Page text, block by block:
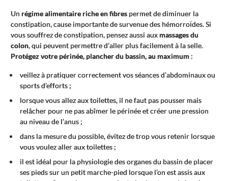
Un régime alimentaire riche en fibres permet de diminuer la
constipation, cause importante de survenue des hémorroïdes. Si
vous souffrez de constipation, pensez aussi auxmassages du
colon, qui peuvent permettre d’aller plus facilement à la selle.
Protégez votre périnée, plancher du bassin, au maximum :
veillez à pratiquer correctement vos séances d’abdominaux ou
sports d’efforts ;
lorsque vous allez aux toilettes, il ne faut pas pousser mais
relâcher pour ne pas abîmer le périnée et créer une pression
au niveau de l’anus ;
dans la mesure du possible, évitez de trop vous retenir lorsque
vous voulez aller aux toilettes ;
il est idéal pour la physiologie des organes du bassin de placer
ses pieds sur un petit marche-pied lorsque l’on est assis aux